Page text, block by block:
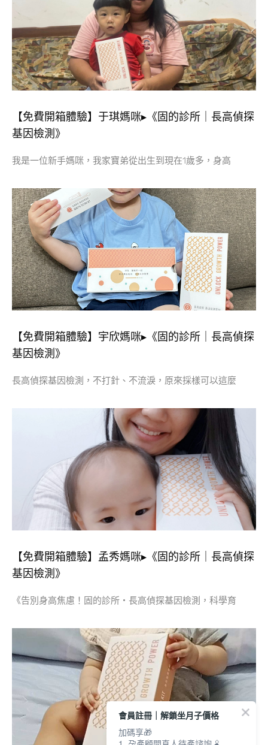
【免費開箱體驗】于琪媽咪▸《固的診所｜長高偵探
基因檢測》
我是一位新手媽咪，我家寶弟從出生到現在1歲多，身高
【免費開箱體驗】宇欣媽咪▸《固的診所｜長高偵探
基因檢測》
長高偵探基因檢測，不打針、不流淚，原來採樣可以這麼
【免費開箱體驗】孟秀媽咪▸《固的診所｜長高偵探
基因檢測》
《告別身高焦慮！固的診所・長高偵探基因檢測，科學育
會員註冊｜解鎖坐月子價格
加碼享🎁